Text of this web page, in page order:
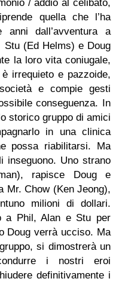
/ addio al celibato,
quella che l’ha
anni dall’avventura a
Stu (Ed Helms) e Doug
la loro vita coniugale,
irrequieto e pazzoide,
e compie gesti
conseguenza. In
storico gruppo di amici
in una clinica
possa riabilitarsi. Ma
inseguono. Uno strano
rapisce Doug e
Mr. Chow (Ken Jeong),
milioni di dollari.
a Phil, Alan e Stu per
Doug verrà ucciso. Ma
si dimostrerà un
i nostri eroi
definitivamente i